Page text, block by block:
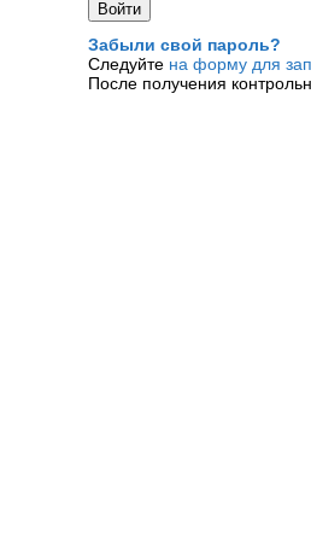
Забыли свой пароль?
Следуйте на форму для
После получения